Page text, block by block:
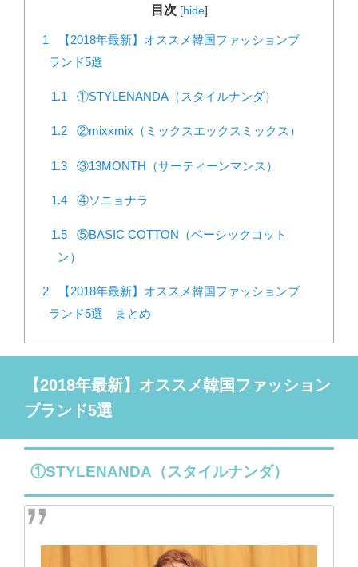
目次 [hide]
1
【2018年最新】オススメ韓国ファッションブ
ランド5選
1.1 ①STYLENANDA（スタイルナンダ）
1.2 ②mixxmix（ミックスエックスミックス）
1.3 ③13MONTH（サーティーンマンス）
1.4 ④ソニョナラ
1.5
⑤BASIC COTTON（ベーシックコット
ン）
2
【2018年最新】オススメ韓国ファッションブ
ランド5選 まとめ
【2018年最新】オススメ韓国ファッション
ブランド5選
①STYLENANDA（スタイルナンダ）